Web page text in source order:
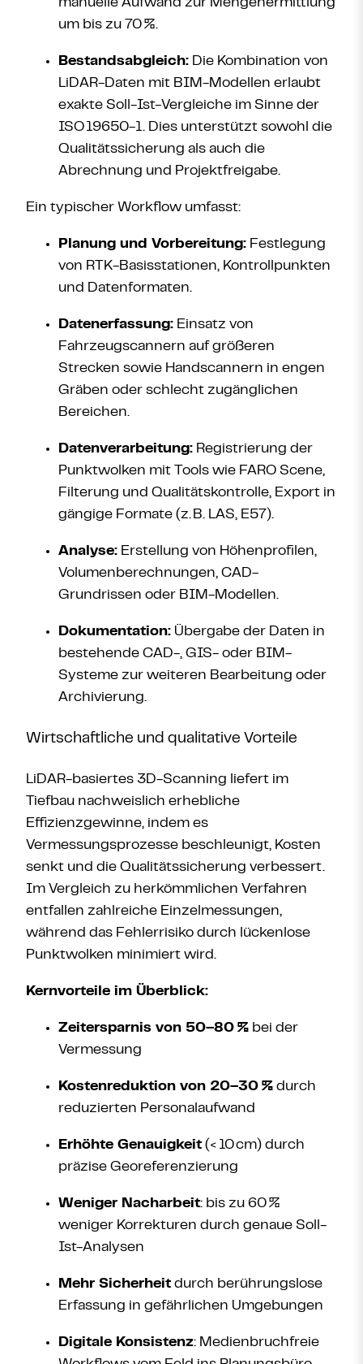
manuelle Aufwand zur Mengenermittlung
um bis zu 70%.
Bestandsabgleich: Die Kombination von
LiDAR-Daten mit BIM-Modellen erlaubt
exakte Soll-Ist-Vergleiche im Sinne der
ISO19650-1. Dies unterstützt sowohl die
Qualitätssicherung als auch die
Abrechnung und Projektfreigabe.
Ein typischer Workflow umfasst:
Planung und Vorbereitung: Festlegung
von RTK-Basisstationen, Kontrollpunkten
und Datenformaten.
Datenerfassung: Einsatz von
Fahrzeugscannern auf größeren
Strecken sowie Handscannern in engen
Gräben oder schlecht zugänglichen
Bereichen.
Datenverarbeitung: Registrierung der
Punktwolken mit Tools wie FARO Scene,
Filterung und Qualitätskontrolle, Export in
gängige Formate (z. B. LAS, E57).
Analyse: Erstellung von Höhenprofilen,
Volumenberechnungen, CAD-
Grundrissen oder BIM-Modellen.
Dokumentation: Übergabe der Daten in
bestehende CAD-, GIS- oder BIM-
Systeme zur weiteren Bearbeitung oder
Archivierung.
Wirtschaftliche und qualitative Vorteile
LiDAR-basiertes 3D-Scanning liefert im
Tiefbau nachweislich erhebliche
Effizienzgewinne, indem es
Vermessungsprozesse beschleunigt, Kosten
senkt und die Qualitätssicherung verbessert.
Im Vergleich zu herkömmlichen Verfahren
entfallen zahlreiche Einzelmessungen,
während das Fehlerrisiko durch lückenlose
Punktwolken minimiert wird.
Kernvorteile im Überblick:
Zeitersparnis von 50–80 % bei der
Vermessung
Kostenreduktion von 20–30 % durch
reduzierten Personalaufwand
Erhöhte Genauigkeit (< 10cm) durch
präzise Georeferenzierung
Weniger Nacharbeit: bis zu 60%
weniger Korrekturen durch genaue Soll-
Ist-Analysen
Mehr Sicherheit durch berührungslose
Erfassung in gefährlichen Umgebungen
Digitale Konsistenz: Medienbruchfreie